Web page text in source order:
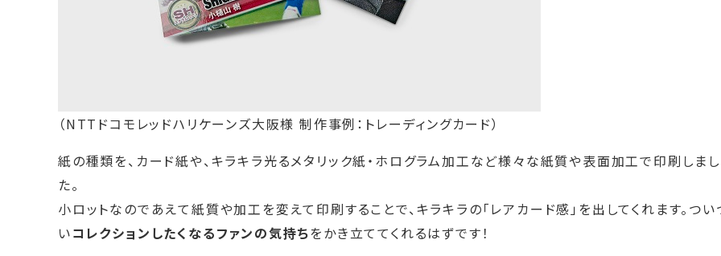
（NTTドコモレッドハリケーンズ大阪様 制作事例：トレーディングカード）
紙の種類を、カード紙や、キラキラ光るメタリック紙・ホログラム加工など様々な紙質や表面加工で印刷しまし
た。
小ロットなのであえて紙質や加工を変えて印刷することで、キラキラの「レアカード感」を出してくれます。つい
いコレクションしたくなるファンの気持ちをかき立ててくれるはずです！